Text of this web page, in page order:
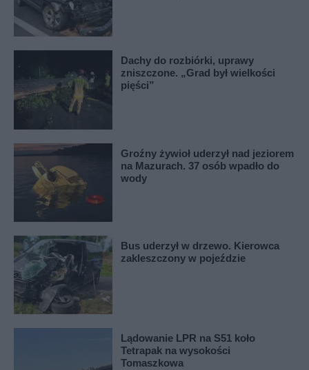
Dachy do rozbiórki, uprawy
zniszczone. „Grad był wielkości
pięści”
Groźny żywioł uderzył nad jeziorem
na Mazurach. 37 osób wpadło do
wody
Bus uderzył w drzewo. Kierowca
zakleszczony w pojeździe
Lądowanie LPR na S51 koło
Tetrapak na wysokości
Tomaszkowa